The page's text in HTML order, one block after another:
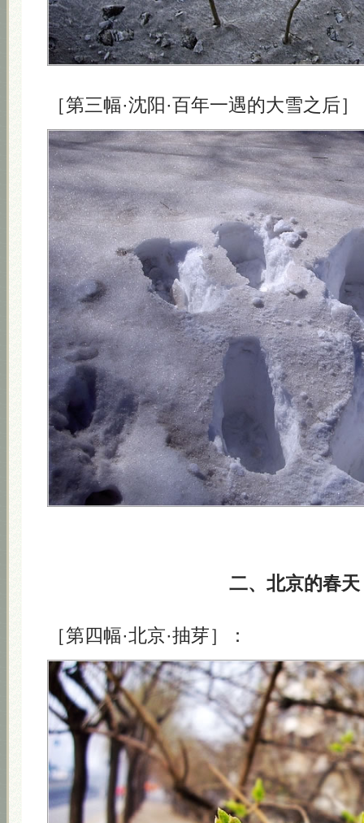
［第三幅·沈阳·百年一遇的大雪之后］
二、北京的春天
［第四幅·北京·抽芽］：